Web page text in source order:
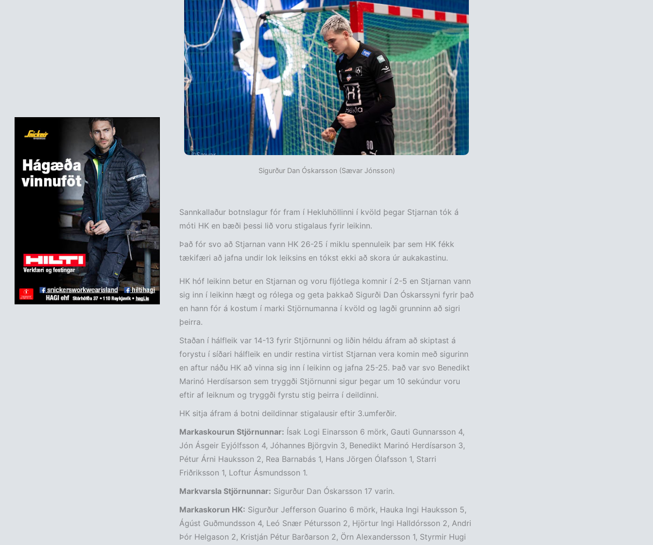
Sigurður Dan Óskarsson (Sævar Jónsson)
Sannkallaður botnslagur fór fram í Hekluhöllinni í kvöld þegar Stjarnan tók á
móti HK en bæði þessi lið voru stigalaus fyrir leikinn.
Það fór svo að Stjarnan vann HK 26-25 í miklu spennuleik þar sem HK fékk
tækifæri að jafna undir lok leiksins en tókst ekki að skora úr aukakastinu.
HK hóf leikinn betur en Stjarnan og voru fljótlega komnir í 2-5 en Stjarnan vann
sig inn í leikinn hægt og rólega og geta þakkað Sigurði Dan Óskarssyni fyrir það
en hann fór á kostum í marki Stjörnumanna í kvöld og lagði grunninn að sigri
þeirra.
Staðan í hálfleik var 14-13 fyrir Stjörnunni og liðin héldu áfram að skiptast á
forystu í síðari hálfleik en undir restina virtist Stjarnan vera komin með sigurinn
en aftur náðu HK að vinna sig inn í leikinn og jafna 25-25. Það var svo Benedikt
Marinó Herdísarson sem tryggði Stjörnunni sigur þegar um 10 sekúndur voru
eftir af leiknum og tryggði fyrstu stig þeirra í deildinni.
HK sitja áfram á botni deildinnar stigalausir eftir 3.umferðir.
Markaskourun Stjörnunnar: Ísak Logi Einarsson 6 mörk, Gauti Gunnarsson 4,
Jón Ásgeir Eyjólfsson 4, Jóhannes Björgvin 3, Benedikt Marinó Herdísarson 3,
Pétur Árni Hauksson 2, Rea Barnabás 1, Hans Jörgen Ólafsson 1, Starri
Friðriksson 1, Loftur Ásmundsson 1.
Markvarsla Stjörnunnar: Sigurður Dan Óskarsson 17 varin.
Markaskorun HK: Sigurður Jefferson Guarino 6 mörk, Hauka Ingi Hauksson 5,
Ágúst Guðmundsson 4, Leó Snær Pétursson 2, Hjörtur Ingi Halldórsson 2, Andri
Þór Helgason 2, Kristján Pétur Barðarson 2, Örn Alexandersson 1, Styrmir Hugi